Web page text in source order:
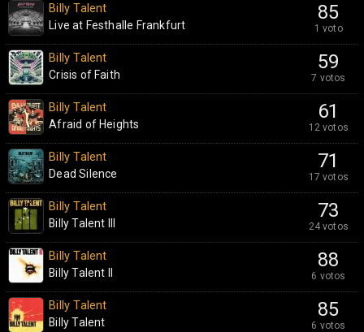
85
1 voto
Billy Talent
Live at Festhalle Frankfurt
59
7 votos
Billy Talent
Crisis of Faith
61
12 votos
Billy Talent
Afraid of Heights
71
17 votos
Billy Talent
Dead Silence
73
24 votos
Billy Talent
Billy Talent III
88
6 votos
Billy Talent
Billy Talent II
85
6 votos
Billy Talent
Billy Talent